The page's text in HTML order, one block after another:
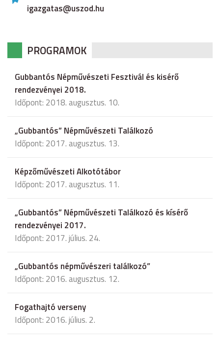
igazgatas@uszod.hu
PROGRAMOK
Gubbantós Népművészeti Fesztivál és kisérő
rendezvényei 2018.
Időpont: 2018. augusztus. 10.
„Gubbantós” Népművészeti Találkozó
Időpont: 2017. augusztus. 13.
Képzőművészeti Alkotótábor
Időpont: 2017. augusztus. 11.
„Gubbantós” Népművészeti Találkozó és kísérő
rendezvényei 2017.
Időpont: 2017. július. 24.
„Gubbantós népművészeri találkozó”
Időpont: 2016. augusztus. 12.
Fogathajtó verseny
Időpont: 2016. július. 2.